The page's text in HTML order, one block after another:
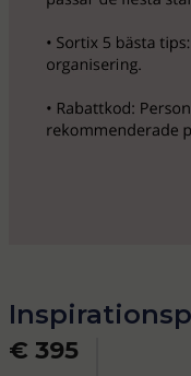
€ 395